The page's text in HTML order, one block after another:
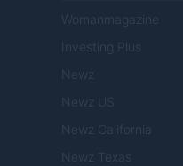
Womanmagazine
Investing Plus
Newz
Newz US
Newz California
Newz Texas